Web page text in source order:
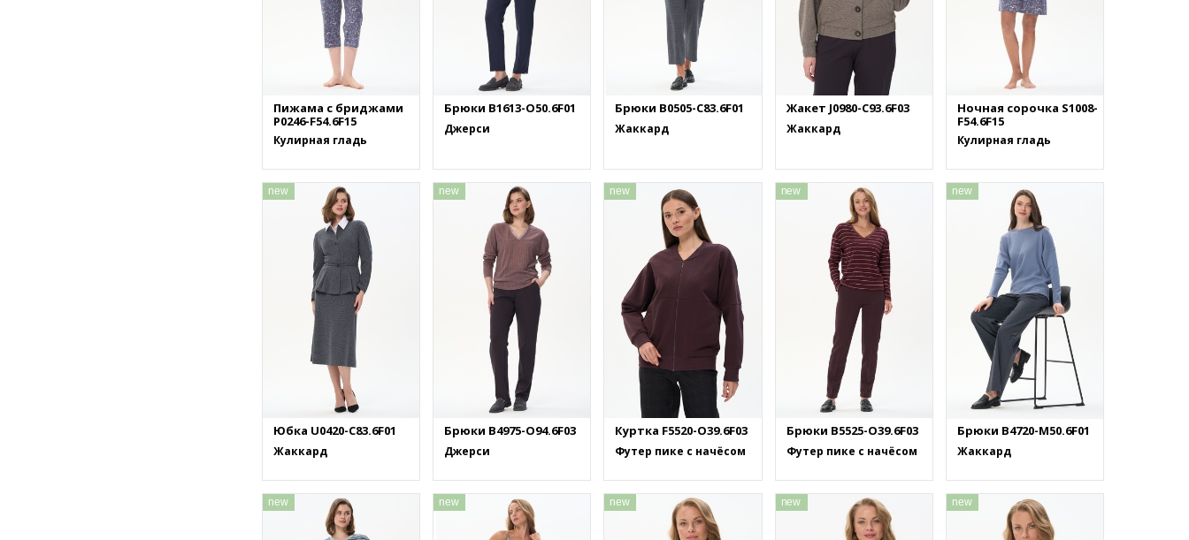
Пижама с бриджами
P0246-F54.6F15
Кулирная гладь
Брюки B1613-O50.6F01
Джерси
Брюки B0505-C83.6F01
Жаккард
Жакет J0980-C93.6F03
Жаккард
Ночная сорочка S1008-
F54.6F15
Кулирная гладь
new
Юбка U0420-C83.6F01
Жаккард
new
Брюки B4975-O94.6F03
Джерси
new
Куртка F5520-O39.6F03
Футер пике с начёсом
new
Брюки B5525-O39.6F03
Футер пике с начёсом
new
Брюки B4720-M50.6F01
Жаккард
new new new new new